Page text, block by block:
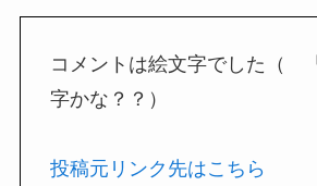
コメントは絵文字でした（
字かな？？）
投稿元リンク先はこちら